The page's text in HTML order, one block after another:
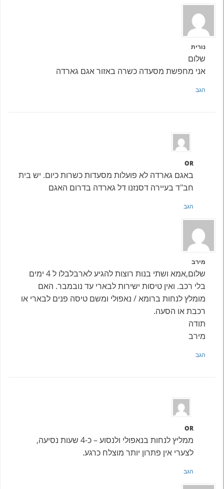
נורית
שלום
אני מחפשת מסעדה כשרה באזור אגם גארדה
הגב
OR
באגם גארדה לא פועלות מסעדות כשרות כיום. יש בית
חב"ד בעיירה דסנזנו דל גארדה בדרום האגם
הגב
מירב
שלום,אמא ושתי בנות רוצות להגיע לארבלבלו ל 4 ימים
בלי רכב. ואין טיסות ישירות לבארי עד נובמבר. האם
מומלץ לנחות ברומא / נאפולי ומשם טיסה פנים לבארי או
רכבת או הסעה.
תודה
מירב
הגב
OR
ממליץ לנחות בנאפולי ולנסוע – כ-4 שעות נסיעה,
לצערי אין פתרון יותר מוצלח כרגע.
הגב